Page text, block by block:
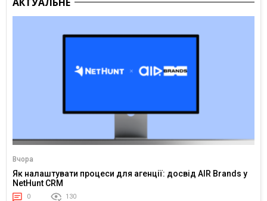
Вчора
Як налаштувати процеси для агенції: досвід AIR Brands у
NetHunt CRM
0 130